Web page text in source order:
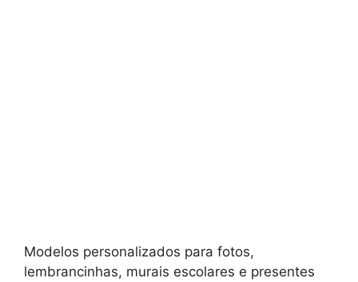
Modelos personalizados para fotos,
lembrancinhas, murais escolares e presentes